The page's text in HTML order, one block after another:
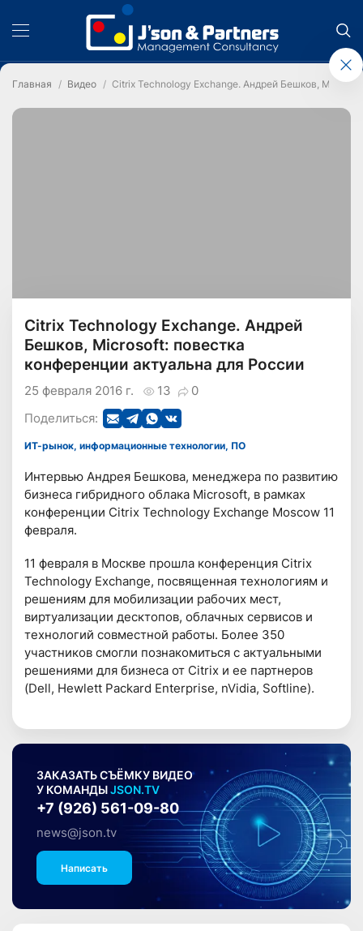
Главная Видео Citrix Technology Exchange. Андрей Бешков,
Citrix Technology Exchange. Андрей
Бешков, Microsoft: повестка
конференции актуальна для России
13 0
25 февраля 2016 г.
Поделиться:
ИТ-рынок, информационные технологии, ПО
Интервью Андрея Бешкова, менеджера по развитию
бизнеса гибридного облака Microsoft, в рамках
конференции Citrix Technology Exchange Moscow 11
февраля.
11 февраля в Москве прошла конференция Citrix
Technology Exchange, посвященная технологиям и
решениям для мобилизации рабочих мест,
виртуализации десктопов, облачных сервисов и
технологий совместной работы. Более 350
участников смогли познакомиться с актуальными
решениями для бизнеса от Citrix и ее партнеров
(Dell, Hewlett Packard Enterprise, nVidia, Softline).
ЗАКАЗАТЬ СЪЁМКУ ВИДЕО
У КОМАНДЫJSON.TV
+7 (926) 561-09-80
news@json.tv
Написать